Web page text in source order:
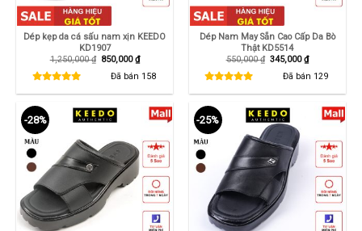
Dép kẹp da cá sấu nam xịn KEEDO
KD1907
1,250,000₫ Giá
850,000₫Giá
hiện
tại
Đã bán 158
Dép Nam May Sẵn Cao Cấp Da Bò
Thật KD5514
550,000₫ Giá
345,000₫Giá
hiện
tại
Đã bán 129
-28% -25%